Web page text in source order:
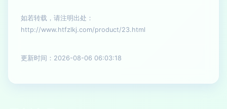
如若转载，请注明出处：
http://www.htfzlkj.com/product/23.html
更新时间：2026-08-06 06:03:18